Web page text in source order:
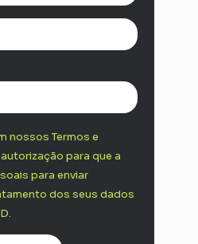
nossos Termos e
para que a
para enviar
dos seus dados